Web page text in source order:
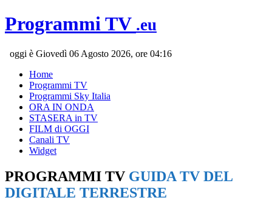
Programmi TV .eu
oggi è Giovedì 06 Agosto 2026, ore 04:16
Home
Programmi TV
Programmi Sky Italia
ORA IN ONDA
STASERA in TV
FILM di OGGI
Canali TV
Widget
PROGRAMMI TV GUIDA TV DEL
DIGITALE TERRESTRE